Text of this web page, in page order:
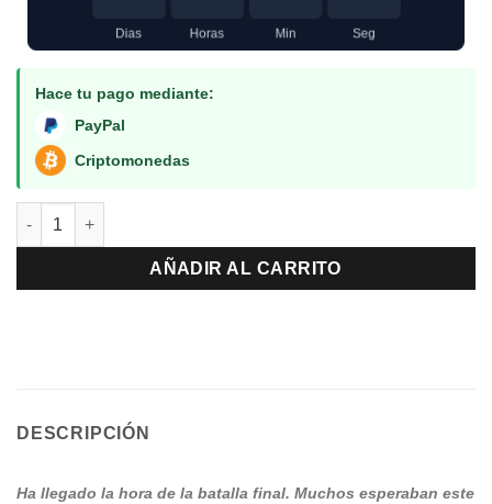
Dias Horas Min Seg
Hace tu pago mediante:
PayPal
Criptomonedas
PlayStation All-Stars Battle Royale PS3 cantidad
AÑADIR AL CARRITO
DESCRIPCIÓN
Ha llegado la hora de la batalla final. Muchos esperaban este